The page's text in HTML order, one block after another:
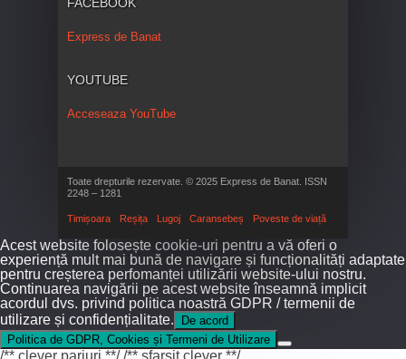
FACEBOOK
Express de Banat
YOUTUBE
Acceseaza YouTube
Toate drepturile rezervate. © 2025 Express de Banat. ISSN
2248 – 1281
Timișoara Reșița Lugoj Caransebeș Poveste de viață
Acest website folosește cookie-uri pentru a vă oferi o
experiență mult mai bună de navigare și funcționalități adaptate
pentru creșterea perfomanței utilizării website-ului nostru.
Continuarea navigării pe acest website înseamnă implicit
acordul dvs. privind politica noastră GDPR / termenii de
utilizare și confidențialitate.
De acord
Politica de GDPR, Cookies și Termeni de Utilizare